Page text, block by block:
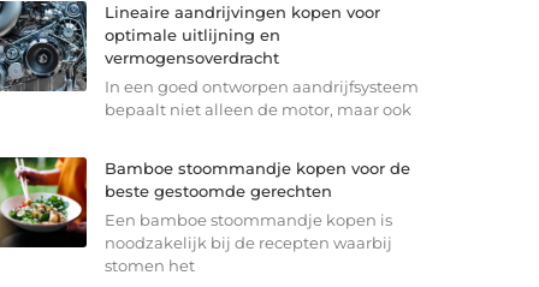
Lineaire aandrijvingen kopen voor
optimale uitlijning en
vermogensoverdracht
In een goed ontworpen aandrijfsysteem
bepaalt niet alleen de motor, maar ook
Bamboe stoommandje kopen voor de
beste gestoomde gerechten
Een bamboe stoommandje kopen is
noodzakelijk bij de recepten waarbij
stomen het